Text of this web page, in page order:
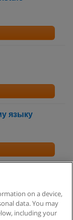
языку
on a device,
data. You may
including your